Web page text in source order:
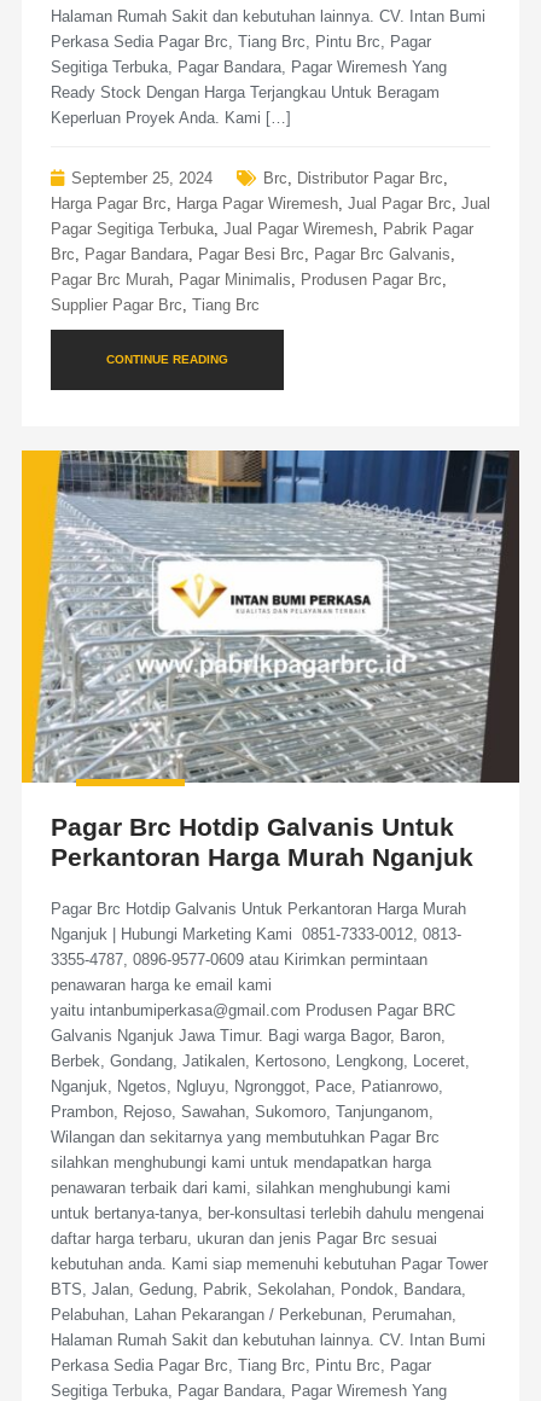
Halaman Rumah Sakit dan kebutuhan lainnya. CV. Intan Bumi
Perkasa Sedia Pagar Brc, Tiang Brc, Pintu Brc, Pagar
Segitiga Terbuka, Pagar Bandara, Pagar Wiremesh Yang
Ready Stock Dengan Harga Terjangkau Untuk Beragam
Keperluan Proyek Anda. Kami […]
September 25, 2024 Brc, Distributor Pagar Brc,
Harga Pagar Brc, Harga Pagar Wiremesh, Jual Pagar Brc, Jual
Pagar Segitiga Terbuka, Jual Pagar Wiremesh, Pabrik Pagar
Brc, Pagar Bandara, Pagar Besi Brc, Pagar Brc Galvanis,
Pagar Brc Murah, Pagar Minimalis, Produsen Pagar Brc,
Supplier Pagar Brc, Tiang Brc
CONTINUE READING
Pagar Brc Hotdip Galvanis Untuk
Perkantoran Harga Murah Nganjuk
Pagar Brc Hotdip Galvanis Untuk Perkantoran Harga Murah
Nganjuk | Hubungi Marketing Kami 0851-7333-0012, 0813-
3355-4787, 0896-9577-0609 atau Kirimkan permintaan
penawaran harga ke email kami
yaitu intanbumiperkasa@gmail.com Produsen Pagar BRC
Galvanis Nganjuk Jawa Timur. Bagi warga Bagor, Baron,
Berbek, Gondang, Jatikalen, Kertosono, Lengkong, Loceret,
Nganjuk, Ngetos, Ngluyu, Ngronggot, Pace, Patianrowo,
Prambon, Rejoso, Sawahan, Sukomoro, Tanjunganom,
Wilangan dan sekitarnya yang membutuhkan Pagar Brc
silahkan menghubungi kami untuk mendapatkan harga
penawaran terbaik dari kami, silahkan menghubungi kami
untuk bertanya-tanya, ber-konsultasi terlebih dahulu mengenai
daftar harga terbaru, ukuran dan jenis Pagar Brc sesuai
kebutuhan anda. Kami siap memenuhi kebutuhan Pagar Tower
BTS, Jalan, Gedung, Pabrik, Sekolahan, Pondok, Bandara,
Pelabuhan, Lahan Pekarangan / Perkebunan, Perumahan,
Halaman Rumah Sakit dan kebutuhan lainnya. CV. Intan Bumi
Perkasa Sedia Pagar Brc, Tiang Brc, Pintu Brc, Pagar
Segitiga Terbuka, Pagar Bandara, Pagar Wiremesh Yang